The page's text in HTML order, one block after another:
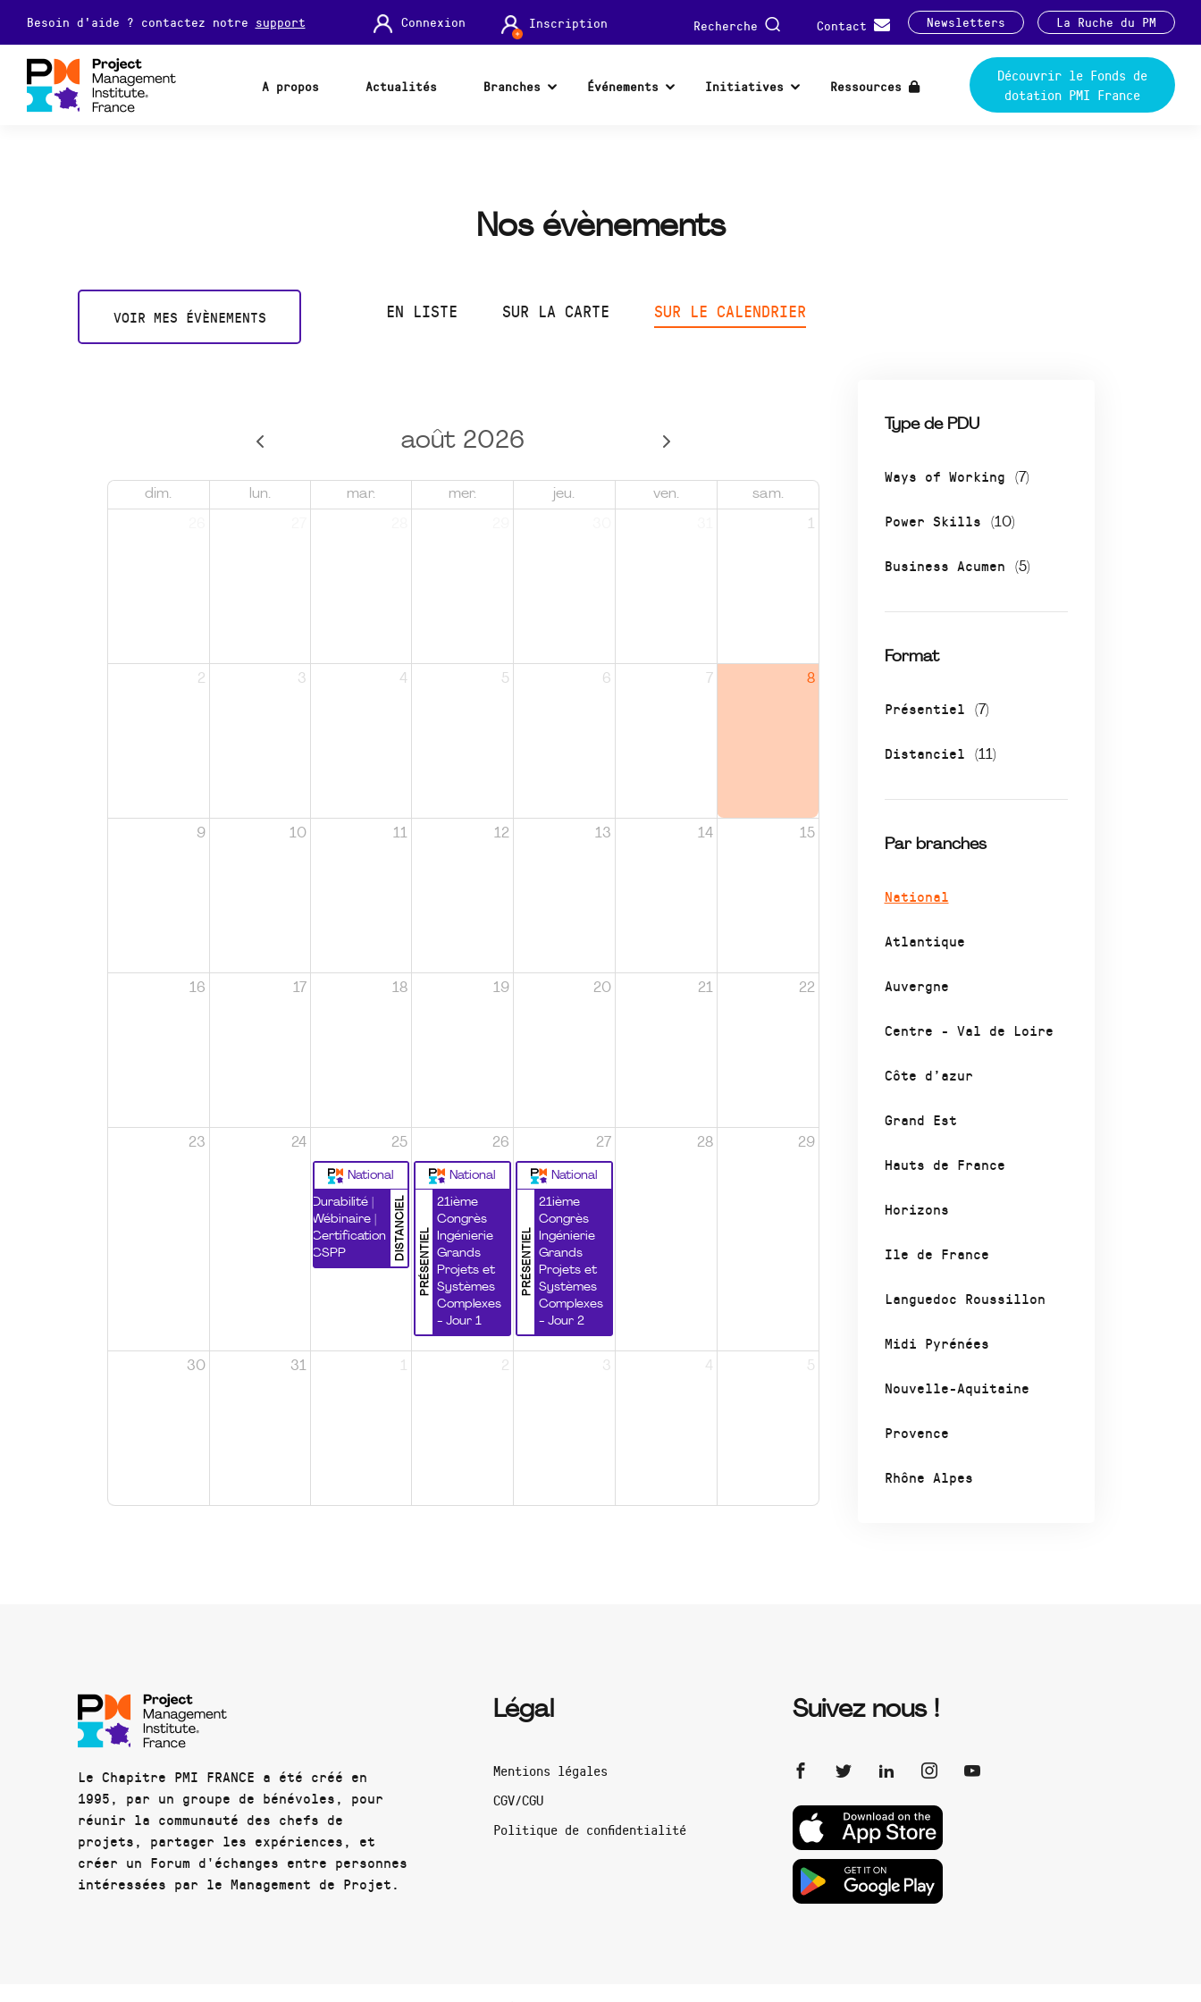
Besoin d'aide ? contactez notre support Connexion Inscription Recherche Contact Newsletters La Ruche du PM
A propos Actualités Branches Événements Initiatives Ressources
Découvrir le Fonds de
dotation PMI France
Nos évènements
VOIR MES ÉVÈNEMENTS EN LISTE SUR LA CARTE SUR LE CALENDRIER
Type de PDU
Ways of Working (7)
Power Skills (10)
Business Acumen (5)
Format
Présentiel (7)
Distanciel (11)
Par branches
National
Atlantique
Auvergne
Centre - Val de Loire
Côte d’azur
Grand Est
Hauts de France
Horizons
Ile de France
Languedoc Roussillon
Midi Pyrénées
Nouvelle-Aquitaine
Provence
Rhône Alpes
août 2026
dim. lun. mar. mer. jeu. ven. sam.
1
2 3 4 5 6 7 8
9 10 11 12 13 14 15
16 17 18 19 20 21 22
23 24 25
National
DISTANCIEL
Durabilité |
Wébinaire |
Certification
CSPP
26
National
PRÉSENTIEL
21ième
Congrès
Ingénierie
Grands
Projets et
Systèmes
Complexes
- Jour 1
27
National
PRÉSENTIEL
21ième
Congrès
Ingénierie
Grands
Projets et
Systèmes
Complexes
- Jour 2
28 29
30 31 1 2 3 4 5
Le Chapitre PMI FRANCE a été créé en
1995, par un groupe de bénévoles, pour
réunir la communauté des chefs de
projets, partager les expériences, et
créer un Forum d'échanges entre personnes
intéressées par le Management de Projet.
Légal
Mentions légales
CGV/CGU
Politique de confidentialité
Suivez nous !